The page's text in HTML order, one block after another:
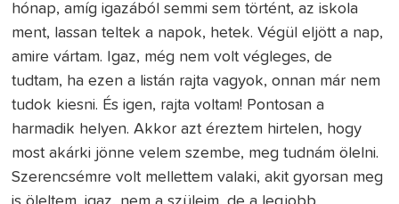
hónap, amíg igazából semmi sem történt, az iskola
ment, lassan teltek a napok, hetek. Végül eljött a nap,
amire vártam. Igaz, még nem volt végleges, de
tudtam, ha ezen a listán rajta vagyok, onnan már nem
tudok kiesni. És igen, rajta voltam! Pontosan a
harmadik helyen. Akkor azt éreztem hirtelen, hogy
most akárki jönne velem szembe, meg tudnám ölelni.
Szerencsémre volt mellettem valaki, akit gyorsan meg